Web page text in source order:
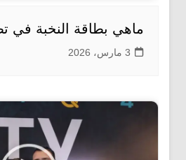
ماهي بطاقة النخبة في
3 مارس، 2026